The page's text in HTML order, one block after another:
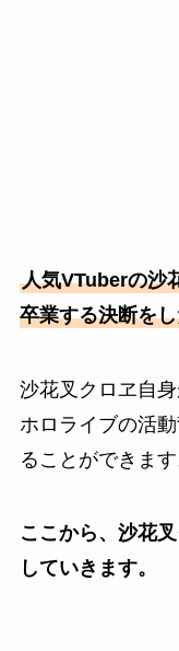
人気VTuberの沙
卒業する決断を
沙花叉クロヱ自
ホロライブの活
ることができます
ここから、沙花
していきます。